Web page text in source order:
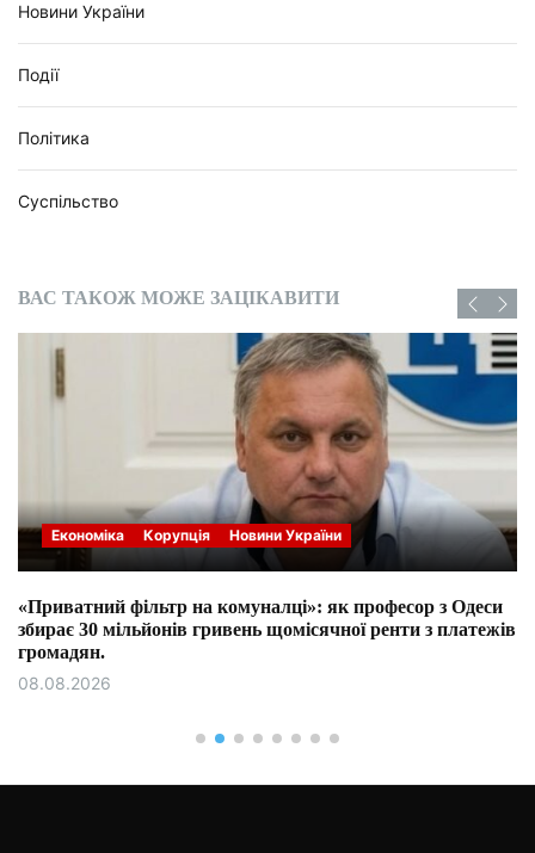
Новини України
Події
Політика
Суспільство
ВАС ТАКОЖ МОЖЕ ЗАЦІКАВИТИ
Економіка Корупція Новини України
«Приватний фільтр на комуналці»: як професор з Одеси
збирає 30 мільйонів гривень щомісячної ренти з платежів
громадян.
08.08.2026